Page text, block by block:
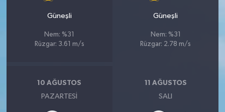
Güneşli
Nem: %31
Rüzgar: 3.61 m/s
Güneşli
Nem: %31
Rüzgar: 2.78 m/s
10 AĞUSTOS
PAZARTESI
11 AĞUSTOS
SALI